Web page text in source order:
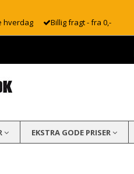
hverdag Billig fragt - fra 0,-
EKSTRA GODE PRISER